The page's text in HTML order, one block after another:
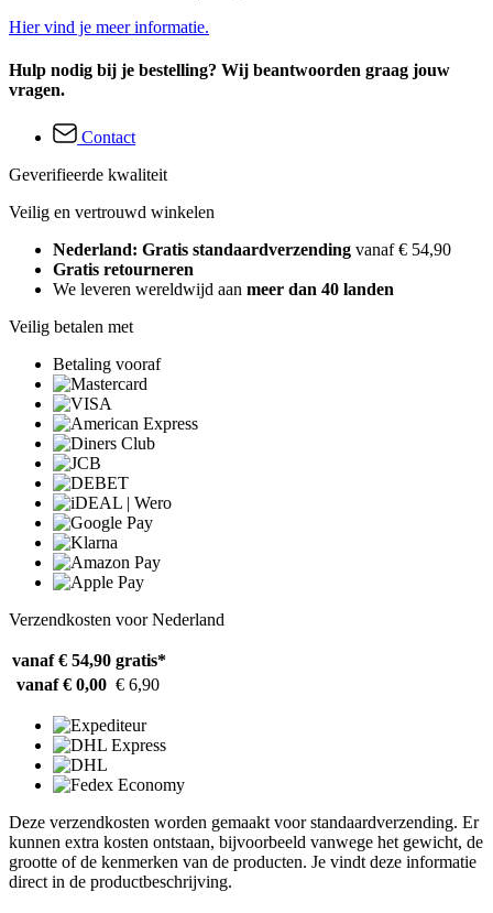
Hier vind je meer informatie.
Hulp nodig bij je bestelling? Wij beantwoorden graag jouw
vragen.
Contact
Geverifieerde kwaliteit
Veilig en vertrouwd winkelen
Nederland: Gratis standaardverzending vanaf € 54,90
Gratis retourneren
We leveren wereldwijd aan meer dan 40 landen
Veilig betalen met
Betaling vooraf
Verzendkosten voor Nederland
vanaf € 54,90 gratis*
vanaf € 0,00 € 6,90
Deze verzendkosten worden gemaakt voor standaardverzending. Er
kunnen extra kosten ontstaan, bijvoorbeeld vanwege het gewicht, de
grootte of de kenmerken van de producten. Je vindt deze informatie
direct in de productbeschrijving.